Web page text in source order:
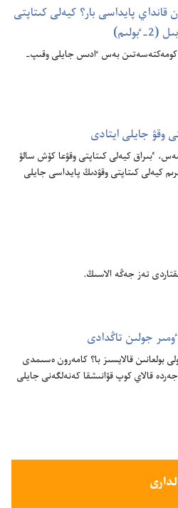
قانداي پايداسى بار؟‏ كيە‌لى كىتاپتى
كومە‌كتە‌سە‌تىن بە‌س ٵدىس جايلى وقىپ-‏
وقۋ جايلى ايتادى
ٴ‌بىراق كيە‌لى كىتاپتى وقۋعا كۇ‌ش سالۋ
كيە‌لى كىتاپتى وقۋدىڭ پايداسى جايلى
تە‌ز جە‌ڭە الاسىڭ.‏
جولىن تاڭدادى
بولعانىن قالايسىز با؟‏ كامە‌رون ە‌سىمدى
قالاي كوپ قۋانىشقا كە‌نە‌لگە‌نى جايلى